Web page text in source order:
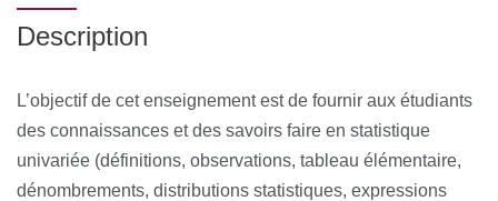
Description
L’objectif de cet enseignement est de fournir aux étudiants
des connaissances et des savoirs faire en statistique
univariée (définitions, observations, tableau élémentaire,
dénombrements, distributions statistiques, expressions